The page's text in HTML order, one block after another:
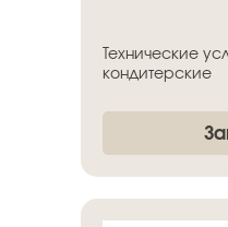
Технические
кондитерские